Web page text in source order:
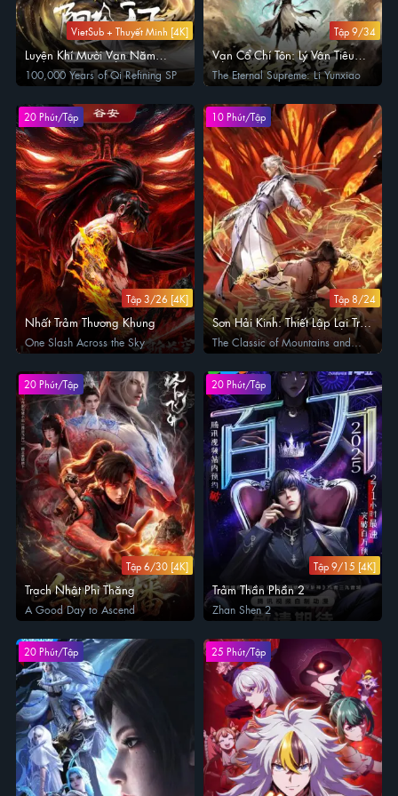
VietSub + Thuyết Minh [4K]
Luyện Khí Mười Vạn Năm
OVA: Dương Cực Thiên Hạ
100,000 Years of Qi Refining SP
Tập 9/34
Vạn Cổ Chí Tôn: Lý Vân Tiêu
Truyện
The Eternal Supreme: Li Yunxiao
20 Phút/Tập
Tập 3/26 [4K]
Nhất Trảm Thương Khung
One Slash Across the Sky
10 Phút/Tập
Tập 8/24
Sơn Hải Kinh: Thiết Lập Lại Trật
Tự
The Classic of Mountains and
Seas: Return to Order
20 Phút/Tập
Tập 6/30 [4K]
Trạch Nhật Phi Thăng
A Good Day to Ascend
20 Phút/Tập
Tập 9/15 [4K]
Trảm Thần Phần 2
Zhan Shen 2
20 Phút/Tập 25 Phút/Tập